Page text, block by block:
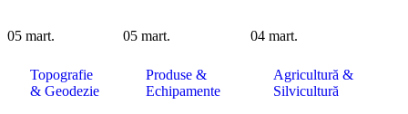
05 mart.
Topografie
& Geodezie
05 mart.
Produse &
Echipamente
04 mart.
Agricultură &
Silvicultură